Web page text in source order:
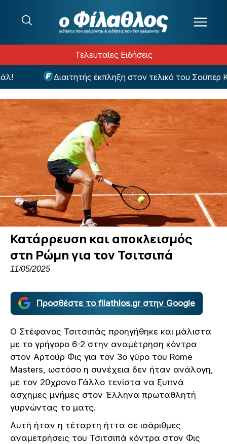
Τελευταίες Ειδήσεις
Διαιτητής έκπληξη στον τελικό του Σούπερ
Κατάρρευση και αποκλεισμός
στη Ρώμη για τον Τσιτσιπά
11/05/2025
Προσθέστε το filathlos.gr στην Google
Ο Στέφανος Τσιτσιπάς προηγήθηκε και μάλιστα
με το γρήγορο 6-2 στην αναμέτρηση κόντρα
στον Αρτούρ Φις για τον 3ο γύρο του Rome
Masters, ωστόσο η συνέχεια δεν ήταν ανάλογη,
με τον 20χρονο Γάλλο τενίστα να ξυπνά
άσχημες μνήμες στον Έλληνα πρωταθλητή
γυρνώντας το ματς.
Αυτή ήταν η τέταρτη ήττα σε ισάριθμες
αναμετρήσεις του Τσιτσιπά κόντρα στον Φις